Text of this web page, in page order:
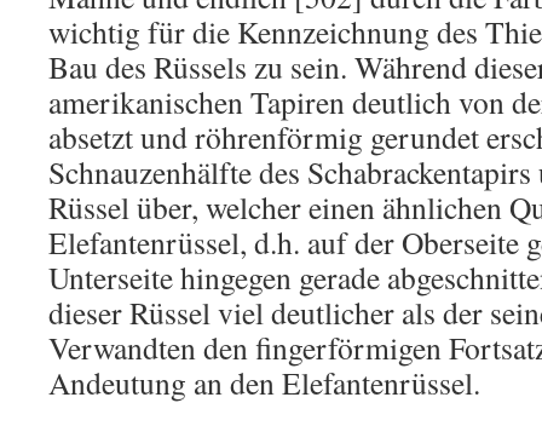
wichtig für die Kennzeichnung des
Bau des Rüssels zu sein. Während
amerikanischen Tapiren deutlich von
absetzt und röhrenförmig gerundet
Schnauzenhälfte des
Rüssel über, welcher einen ähnlichen
Elefantenrüssel, d.h. auf der Oberseite
Unterseite hingegen gerade
dieser Rüssel viel deutlicher als der
Verwandten den fingerförmigen
Andeutung an den Elefantenrüssel.